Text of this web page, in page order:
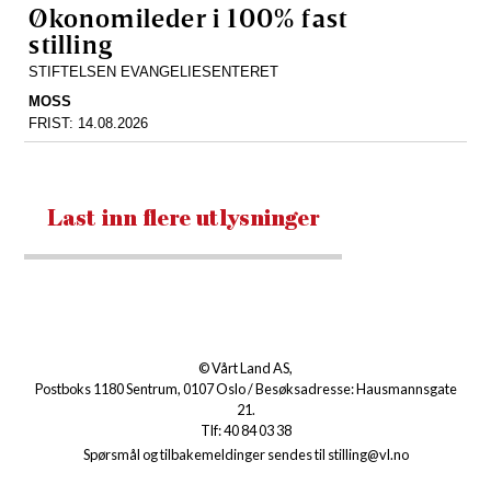
Økonomileder i 100% fast
stilling
STIFTELSEN EVANGELIESENTERET
MOSS
FRIST: 14.08.2026
Last inn flere utlysninger
© Vårt Land AS,
Postboks 1180 Sentrum, 0107 Oslo / Besøksadresse: Hausmannsgate
21.
Tlf: 40 84 03 38
Spørsmål og tilbakemeldinger sendes til stilling@vl.no